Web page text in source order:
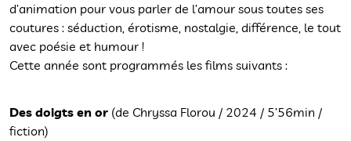
d’animation pour vous parler de l’amour sous toutes ses
coutures : séduction, érotisme, nostalgie, différence, le tout
avec poésie et humour !
Cette année sont programmés les films suivants :
Des doigts en or (de Chryssa Florou / 2024 / 5’56min /
fiction)